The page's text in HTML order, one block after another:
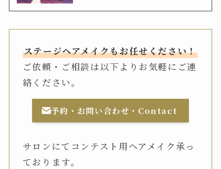
ステージヘアメイクもお任せください！
ご依頼・ご相談は以下よりお気軽にご連
絡ください。
予約・お問い合わせ・Contact
サロンにてコンテスト用ヘアメイク承っ
ております。